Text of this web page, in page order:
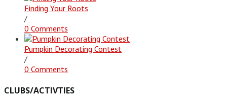
Finding Your Roots
/
0 Comments
Pumpkin Decorating Contest
/
0 Comments
CLUBS/ACTIVTIES